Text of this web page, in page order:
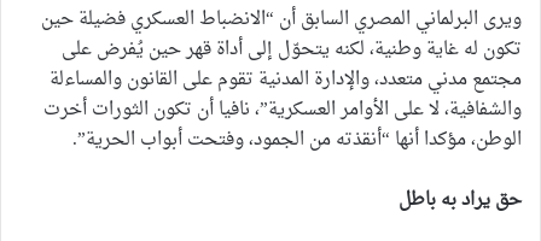
ويرى البرلماني المصري السابق أن “الانضباط العسكري فضيلة حين
تكون له غاية وطنية، لكنه يتحوّل إلى أداة قهر حين يُفرض على
مجتمع مدني متعدد، والإدارة المدنية تقوم على القانون والمساءلة
والشفافية، لا على الأوامر العسكرية”، نافيا أن تكون الثورات أخرت
الوطن، مؤكدا أنها “أنقذته من الجمود، وفتحت أبواب الحرية”.
حق يراد به باطل